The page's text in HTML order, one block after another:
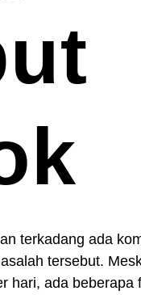
terkadang ada
tersebut.
hari, ada beberapa